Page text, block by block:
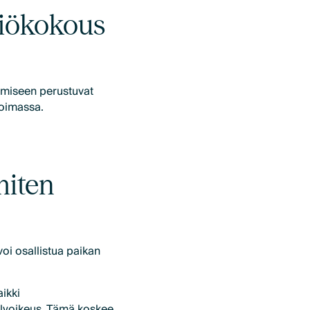
perustuvat
osallistua paikan